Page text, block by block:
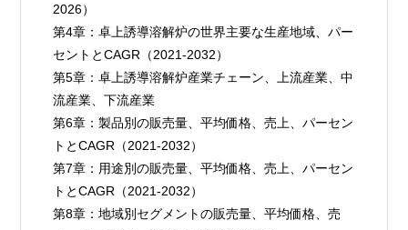
2026）
第4章：卓上誘導溶解炉の世界主要な生産地域、パー
セントとCAGR（2021-2032）
第5章：卓上誘導溶解炉産業チェーン、上流産業、中
流産業、下流産業
第6章：製品別の販売量、平均価格、売上、パーセン
トとCAGR（2021-2032）
第7章：用途別の販売量、平均価格、売上、パーセン
トとCAGR（2021-2032）
第8章：地域別セグメントの販売量、平均価格、売